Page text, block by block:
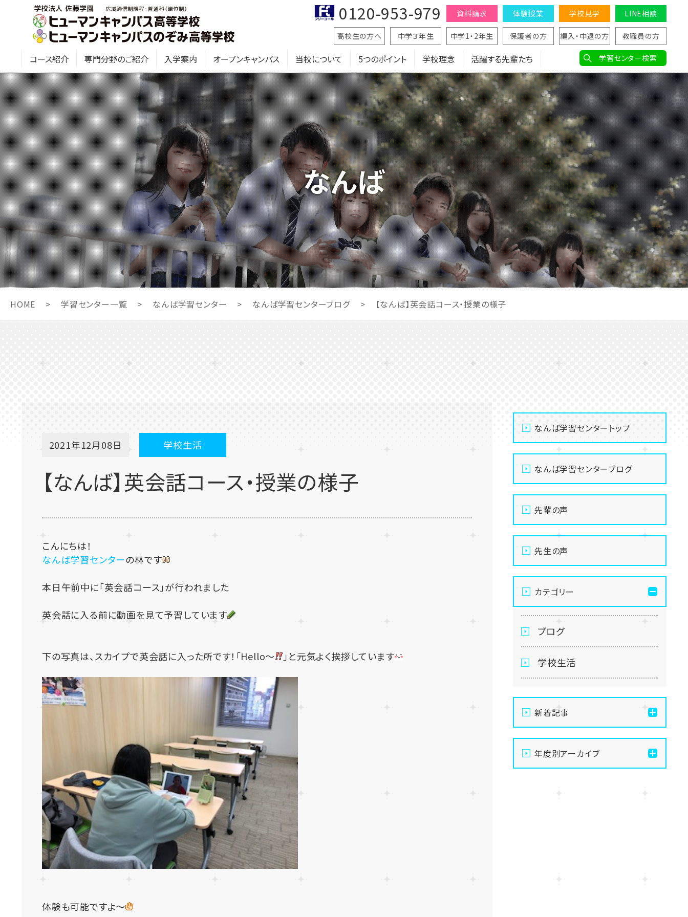
コース紹介 専門分野のご紹介 入学案内 オープンキャンパス 当校について 5つのポイント 学校理念 活躍する先輩たち
資料請求 体験授業 学校見学 LINE相談
高校生の方へ 中学３年生 中学1・2年生 保護者の方 編入・中退の方 教職員の方
学習センター検索
0120-953-979
なんば
HOME > 学習センター一覧 > なんば学習センター > なんば学習センターブログ > 【なんば】英会話コース・授業の様子
2021年12月08日 学校生活
【なんば】英会話コース・授業の様子
こんにちは！
なんば学習センターの林です
本日午前中に「英会話コース」が行われました
英会話に入る前に動画を見て予習しています
下の写真は、スカイプで英会話に入った所です！「Hello～ 」と元気よく挨拶しています
体験も可能ですよ～
なんば学習センタートップ
なんば学習センターブログ
先輩の声
先生の声
カテゴリー
ブログ
学校生活
新着記事
【なんば】キラリと輝く宝物
✨「光るハーバリウム」作り
に挑戦しました！
年度別アーカイブ